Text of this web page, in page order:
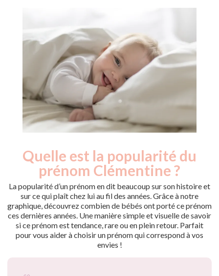
Quelle est la popularité du
prénom Clémentine ?
La popularité d’un prénom en dit beaucoup sur son histoire et
sur ce qui plaît chez lui au fil des années. Grâce à notre
graphique, découvrez combien de bébés ont porté ce prénom
ces dernières années. Une manière simple et visuelle de savoir
si ce prénom est tendance, rare ou en plein retour. Parfait
pour vous aider à choisir un prénom qui correspond à vos
envies !
Année
Nouveaux-
nés
2010
31
2011
55
2012
48
2013
38
2014
40
2015
49